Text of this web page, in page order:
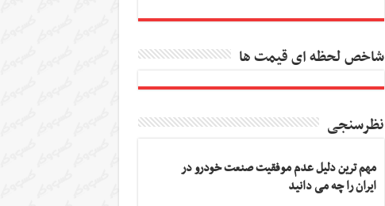
شاخص لحظه ای قیمت ها
نظرسنجی
مهم ترین دلیل عدم موفقیت صنعت خودرو در
ایران را چه می دانید